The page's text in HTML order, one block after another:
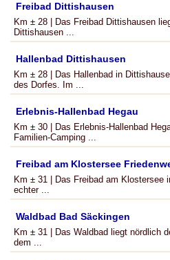
Freibad Dittishausen
Km ± 28 | Das Freibad Dittishausen
Dittishausen ...
Hallenbad Dittishausen
Km ± 28 | Das Hallenbad in
des Dorfes. Im ...
Erlebnis-Hallenbad Hegau
Km ± 30 | Das Erlebnis-Hallenbad
Familien-Camping ...
Freibad am Klostersee
Km ± 31 | Das Freibad am Klostersee
echter ...
Waldbad Bad Säckingen
Km ± 31 | Das Waldbad liegt nördlich
dem ...